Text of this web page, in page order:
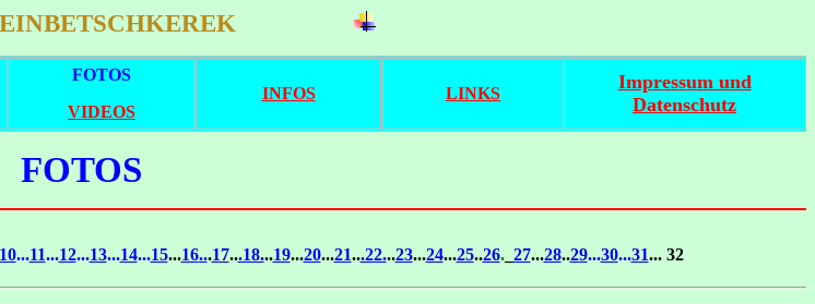
FOTOS
VIDEOS
INFOS LINKS
Impressum und
Datenschutz
FOTOS
...11...12...13...14...15...16...17...18...19...20...21...22...23...24...25..26._ 27...28..29...30...31... 32